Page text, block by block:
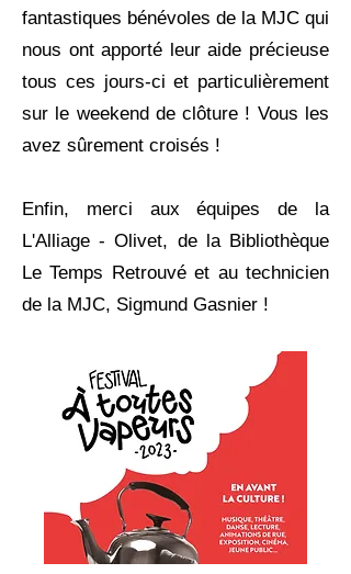
fantastiques bénévoles de la MJC qui
nous ont apporté leur aide précieuse
tous ces jours-ci et particulièrement
sur le weekend de clôture ! Vous les
avez sûrement croisés !
Enfin, merci aux équipes de la
L'Alliage - Olivet, de la Bibliothèque
Le Temps Retrouvéet au technicien
de la MJC, Sigmund Gasnier !